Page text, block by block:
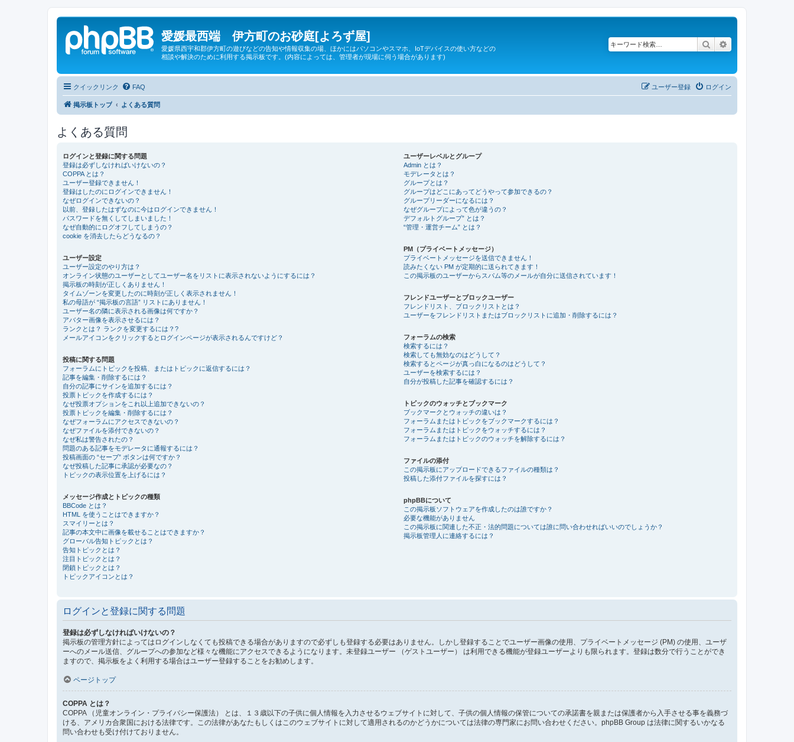
愛媛最西端 伊方町のお砂庭[よろず屋]
愛媛県西宇和郡伊方町の遊びなどの告知や情報収集の場、ほかにはパソコンやスマホ、IoTデバイスの使い方などの
相談や解決のために利用する掲示板です。(内容によっては、管理者が現場に伺う場合があります)
検索
クイックリンク FAQ ログイン
ユーザー登録
掲示板トップ よくある質問
よくある質問
ログインと登録に関する問題
登録は必ずしなければいけないの？
COPPA とは？
ユーザー登録できません！
登録はしたのにログインできません！
なぜログインできないの？
以前、登録したはずなのに今はログインできません！
パスワードを無くしてしまいました！
なぜ自動的にログオフしてしまうの？
cookie を消去したらどうなるの？
ユーザー設定
ユーザー設定のやり方は？
オンライン状態のユーザーとしてユーザー名をリストに表示されないようにするには？
掲示板の時刻が正しくありません！
タイムゾーンを変更したのに時刻が正しく表示されません！
私の母語が “掲示板の言語” リストにありません！
ユーザー名の隣に表示される画像は何ですか？
アバター画像を表示させるには？
ランクとは？ ランクを変更するには？?
メールアイコンをクリックするとログインページが表示されるんですけど？
投稿に関する問題
フォーラムにトピックを投稿、またはトピックに返信するには？
記事を編集・削除するには？
自分の記事にサインを追加するには？
投票トピックを作成するには？
なぜ投票オプションをこれ以上追加できないの？
投票トピックを編集・削除するには？
なぜフォーラムにアクセスできないの？
なぜファイルを添付できないの？
なぜ私は警告されたの？
問題のある記事をモデレータに通報するには？
投稿画面の “セーブ” ボタンは何ですか？
なぜ投稿した記事に承認が必要なの？
トピックの表示位置を上げるには？
メッセージ作成とトピックの種類
BBCode とは？
HTML を使うことはできますか？
スマイリーとは？
記事の本文中に画像を載せることはできますか？
グローバル告知トピックとは？
告知トピックとは？
注目トピックとは？
閉鎖トピックとは？
トピックアイコンとは？
ユーザーレベルとグループ
Admin とは？
モデレータとは？
グループとは？
グループはどこにあってどうやって参加できるの？
グループリーダーになるには？
なぜグループによって色が違うの？
デフォルトグループ” とは？
“管理・運営チーム” とは？
PM（プライベートメッセージ）
プライベートメッセージを送信できません！
読みたくない PM が定期的に送られてきます！
この掲示板のユーザーからスパム等のメールが自分に送信されています！
フレンドユーザーとブロックユーザー
フレンドリスト、ブロックリストとは？
ユーザーをフレンドリストまたはブロックリストに追加・削除するには？
フォーラムの検索
検索するには？
検索しても無効なのはどうして？
検索するとページが真っ白になるのはどうして？
ユーザーを検索するには？
自分が投稿した記事を確認するには？
トピックのウォッチとブックマーク
ブックマークとウォッチの違いは？
フォーラムまたはトピックをブックマークするには？
フォーラムまたはトピックをウォッチするには？
フォーラムまたはトピックのウォッチを解除するには？
ファイルの添付
この掲示板にアップロードできるファイルの種類は？
投稿した添付ファイルを探すには？
phpBBについて
この掲示板ソフトウェアを作成したのは誰ですか？
必要な機能がありません
この掲示板に関連した不正・法的問題については誰に問い合わせればいいのでしょうか？
掲示板管理人に連絡するには？
ログインと登録に関する問題
登録は必ずしなければいけないの？
掲示板の管理方針によってはログインしなくても投稿できる場合がありますので必ずしも登録する必要はありません。しかし登録することでユーザー画像の使用、プライベートメッセージ (PM) の使用、ユーザ
ーへのメール送信、グループへの参加など様々な機能にアクセスできるようになります。未登録ユーザー （ゲストユーザー） は利用できる機能が登録ユーザーよりも限られます。登録は数分で行うことができ
ますので、掲示板をよく利用する場合はユーザー登録することをお勧めします。
ページトップ
COPPA とは？
COPPA （児童オンライン・プライバシー保護法） とは、１３歳以下の子供に個人情報を入力させるウェブサイトに対して、子供の個人情報の保管についての承諾書を親または保護者から入手させる事を義務づ
ける、アメリカ合衆国における法律です。この法律があなたもしくはこのウェブサイトに対して適用されるのかどうかについては法律の専門家にお問い合わせください。phpBB Group は法律に関するいかなる
問い合わせも受け付けておりません。